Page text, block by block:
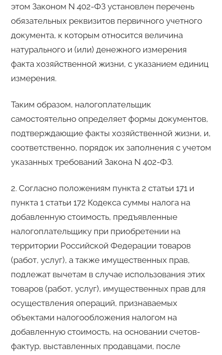
этом Законом N 402-ФЗ установлен перечень
обязательных реквизитов первичного учетного
документа, к которым относится величина
натурального и (или) денежного измерения
факта хозяйственной жизни, с указанием единиц
измерения.
Таким образом, налогоплательщик
самостоятельно определяет формы документов,
подтверждающие факты хозяйственной жизни, и,
соответственно, порядок их заполнения с учетом
указанных требований Закона N 402-ФЗ.
2. Согласно положениям пункта 2 статьи 171 и
пункта 1 статьи 172 Кодекса суммы налога на
добавленную стоимость, предъявленные
налогоплательщику при приобретении на
территории Российской Федерации товаров
(работ, услуг), а также имущественных прав,
подлежат вычетам в случае использования этих
товаров (работ, услуг), имущественных прав для
осуществления операций, признаваемых
объектами налогообложения налогом на
добавленную стоимость, на основании счетов-
фактур, выставленных продавцами, после